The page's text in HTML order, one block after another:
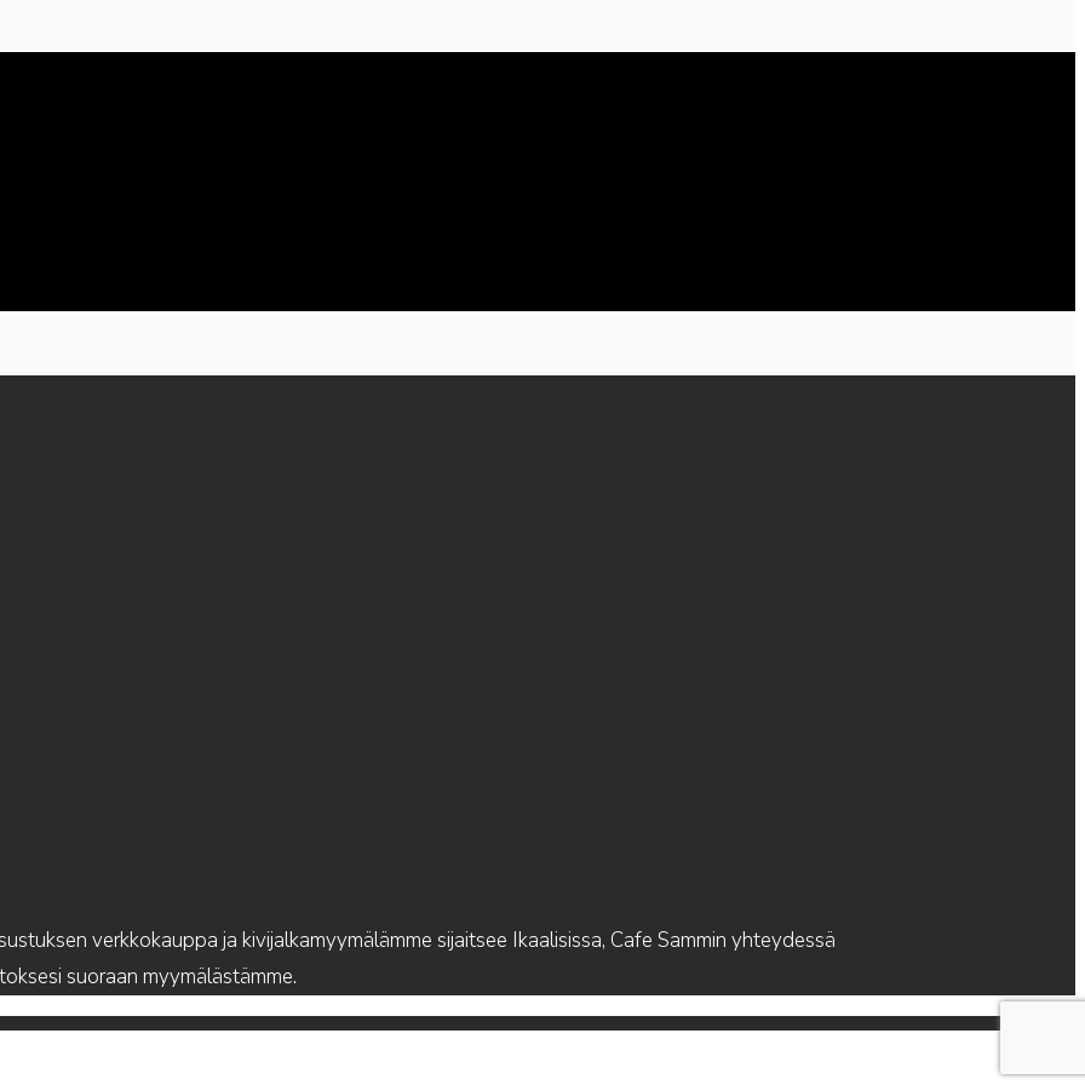
verkkokauppa ja kivijalkamyymälämme sijaitsee Ikaalisissa, Cafe Sammin yhteydessä
suoraan myymälästämme.